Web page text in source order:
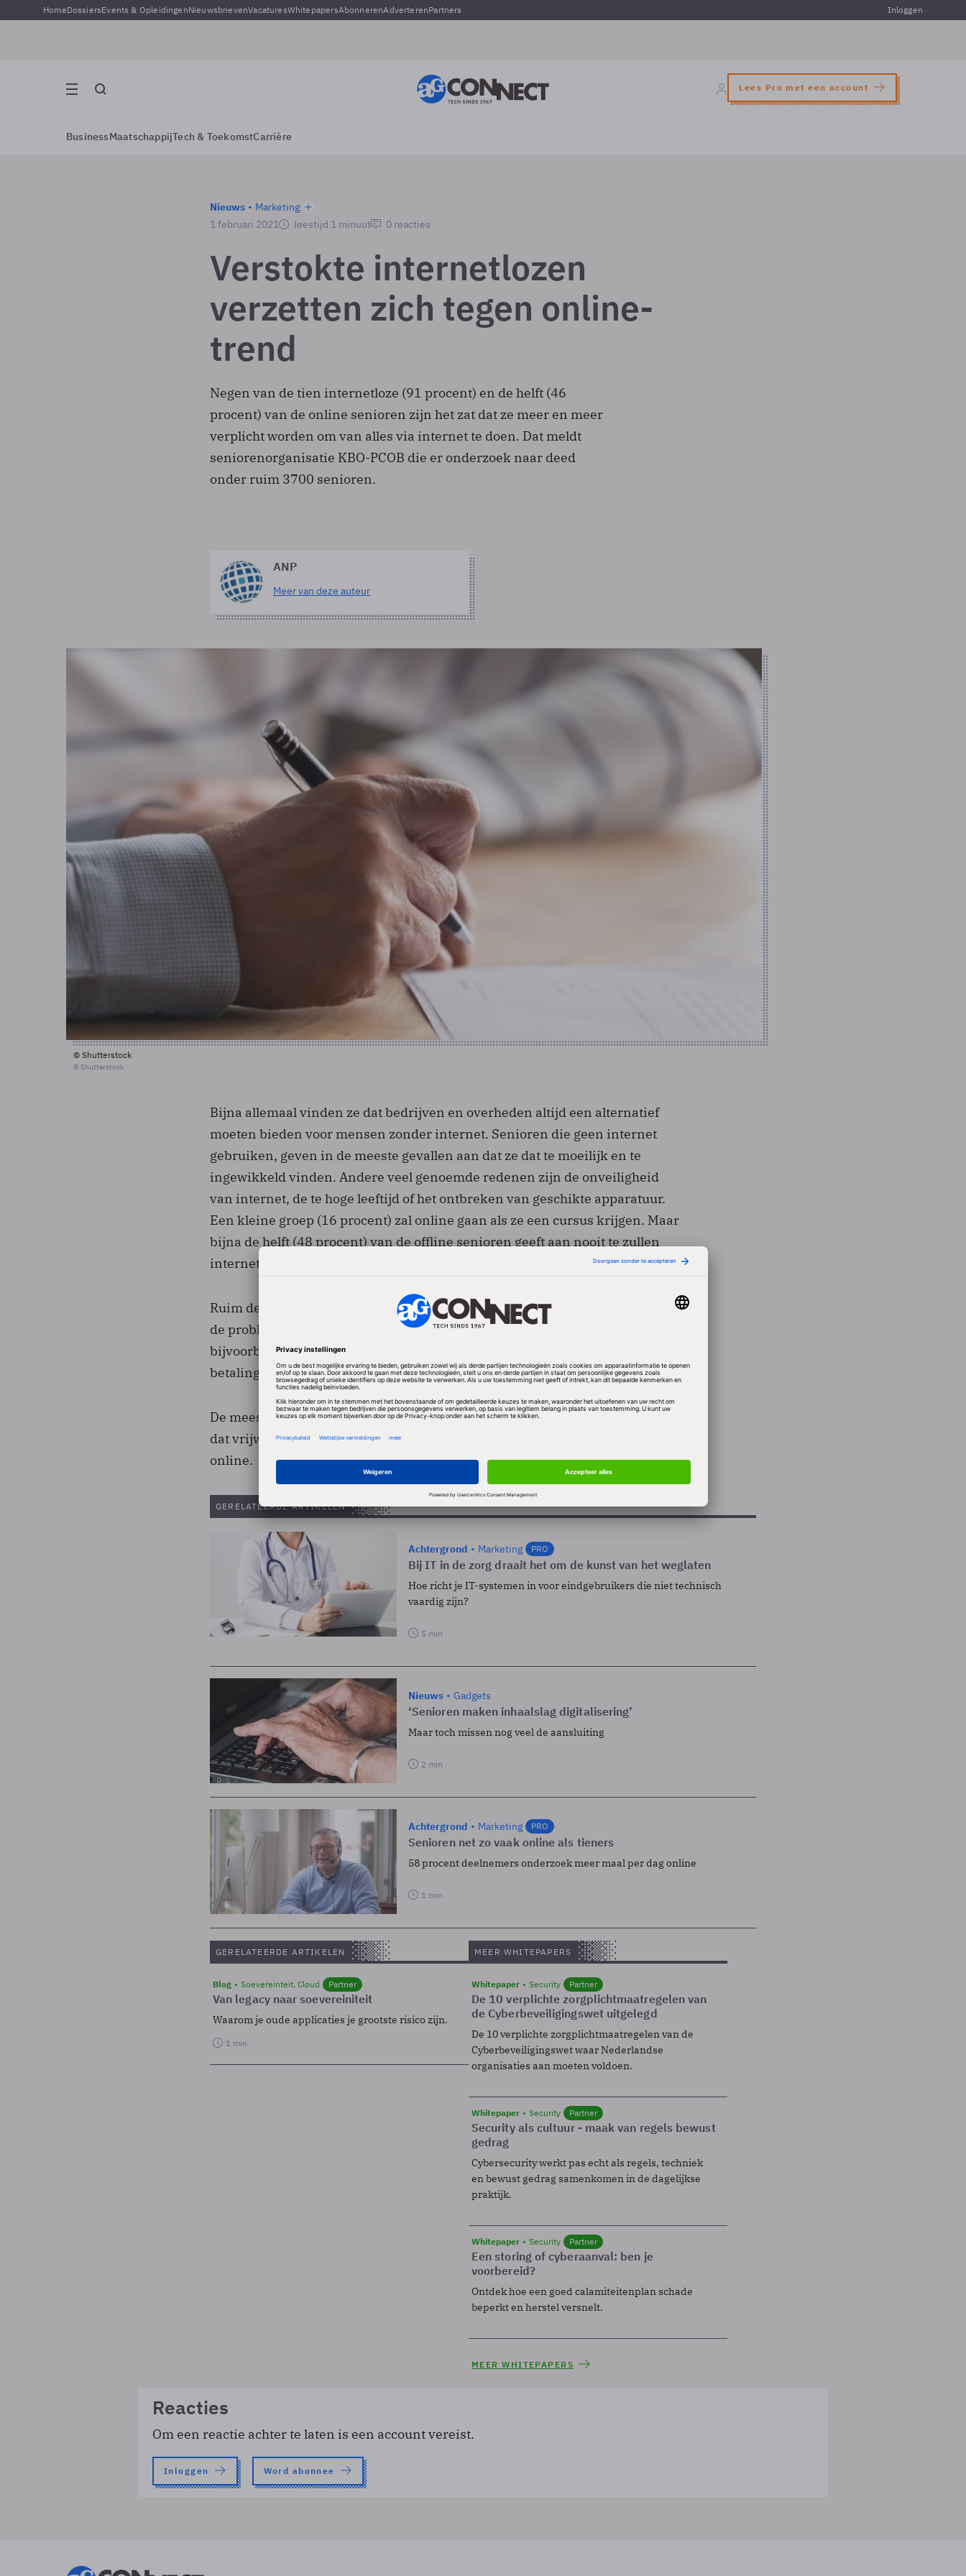
HomeDossiersEvents & OpleidingenNieuwsbrievenVacaturesWhitepapersAbonnerenAdverterenPartners Inloggen
Lees Pro met een account
BusinessMaatschappijTech & ToekomstCarrière
Nieuws
Marketing
1 februari 2021
leestijd 1 minuut 0 reacties
Verstokte internetlozen
verzetten zich tegen online-
trend
Negen van de tien internetloze (91 procent) en de helft (46
procent) van de online senioren zijn het zat dat ze meer en meer
verplicht worden om van alles via internet te doen. Dat meldt
seniorenorganisatie KBO-PCOB die er onderzoek naar deed
onder ruim 3700 senioren.
ANP
Meer van deze auteur
© Shutterstock
© Shutterstock
Bijna allemaal vinden ze dat bedrijven en overheden altijd een alternatief
moeten bieden voor mensen zonder internet. Senioren die geen internet
gebruiken, geven in de meeste gevallen aan dat ze dat te moeilijk en te
ingewikkeld vinden. Andere veel genoemde redenen zijn de onveiligheid
van internet, de te hoge leeftijd of het ontbreken van geschikte apparatuur.
Een kleine groep (16 procent) zal online gaan als ze een cursus krijgen. Maar
bijna de helft (48 procent) van de offline senioren geeft aan nooit te zullen
internetten.
Ruim de helft (53 procent) van de senioren die niet online zijn, is weleens in
de problemen gekomen doordat ze geen internet hebben. Dan waren ze
bijvoorbeeld op zoek naar informatie, wilden bankzaken, belastingaangifte of
betalingen doen, of afspraken maken met overheden of zorgverleners.
De meeste senioren die wel van het wereldwijde web gebruik maken, doen
dat vrijwel dagelijks (90 procent). Gemiddeld zijn senioren 2,5 uur per dag
online.
GERELATEERDE ARTIKELEN
Achtergrond Marketing PRO
Bij IT in de zorg draait het om de kunst van het weglaten
Hoe richt je IT-systemen in voor eindgebruikers die niet technisch
vaardig zijn?
5 min
Nieuws Gadgets
‘Senioren maken inhaalslag digitalisering’
Maar toch missen nog veel de aansluiting
2 min
Achtergrond Marketing PRO
Senioren net zo vaak online als tieners
58 procent deelnemers onderzoek meer maal per dag online
1 min
GERELATEERDE ARTIKELEN
Blog Soevereinteit, Cloud Partner
Van legacy naar soevereiniteit
Waarom je oude applicaties je grootste risico zijn.
1 min
MEER WHITEPAPERS
Whitepaper Security Partner
De 10 verplichte zorgplichtmaatregelen van
de Cyberbeveiligingswet uitgelegd
De 10 verplichte zorgplichtmaatregelen van de
Cyberbeveiligingswet waar Nederlandse
organisaties aan moeten voldoen.
Whitepaper Security Partner
Security als cultuur - maak van regels bewust
gedrag
Cybersecurity werkt pas echt als regels, techniek
en bewust gedrag samenkomen in de dagelijkse
praktijk.
Whitepaper Security Partner
Een storing of cyberaanval: ben je
voorbereid?
Ontdek hoe een goed calamiteitenplan schade
beperkt en herstel versnelt.
MEER WHITEPAPERS
Reacties
Om een reactie achter te laten is een account vereist.
Inloggen Word abonnee